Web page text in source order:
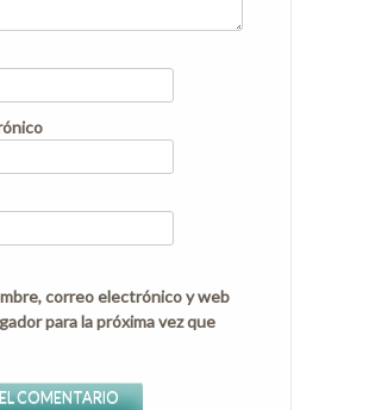
correo electrónico y web
para la próxima vez que